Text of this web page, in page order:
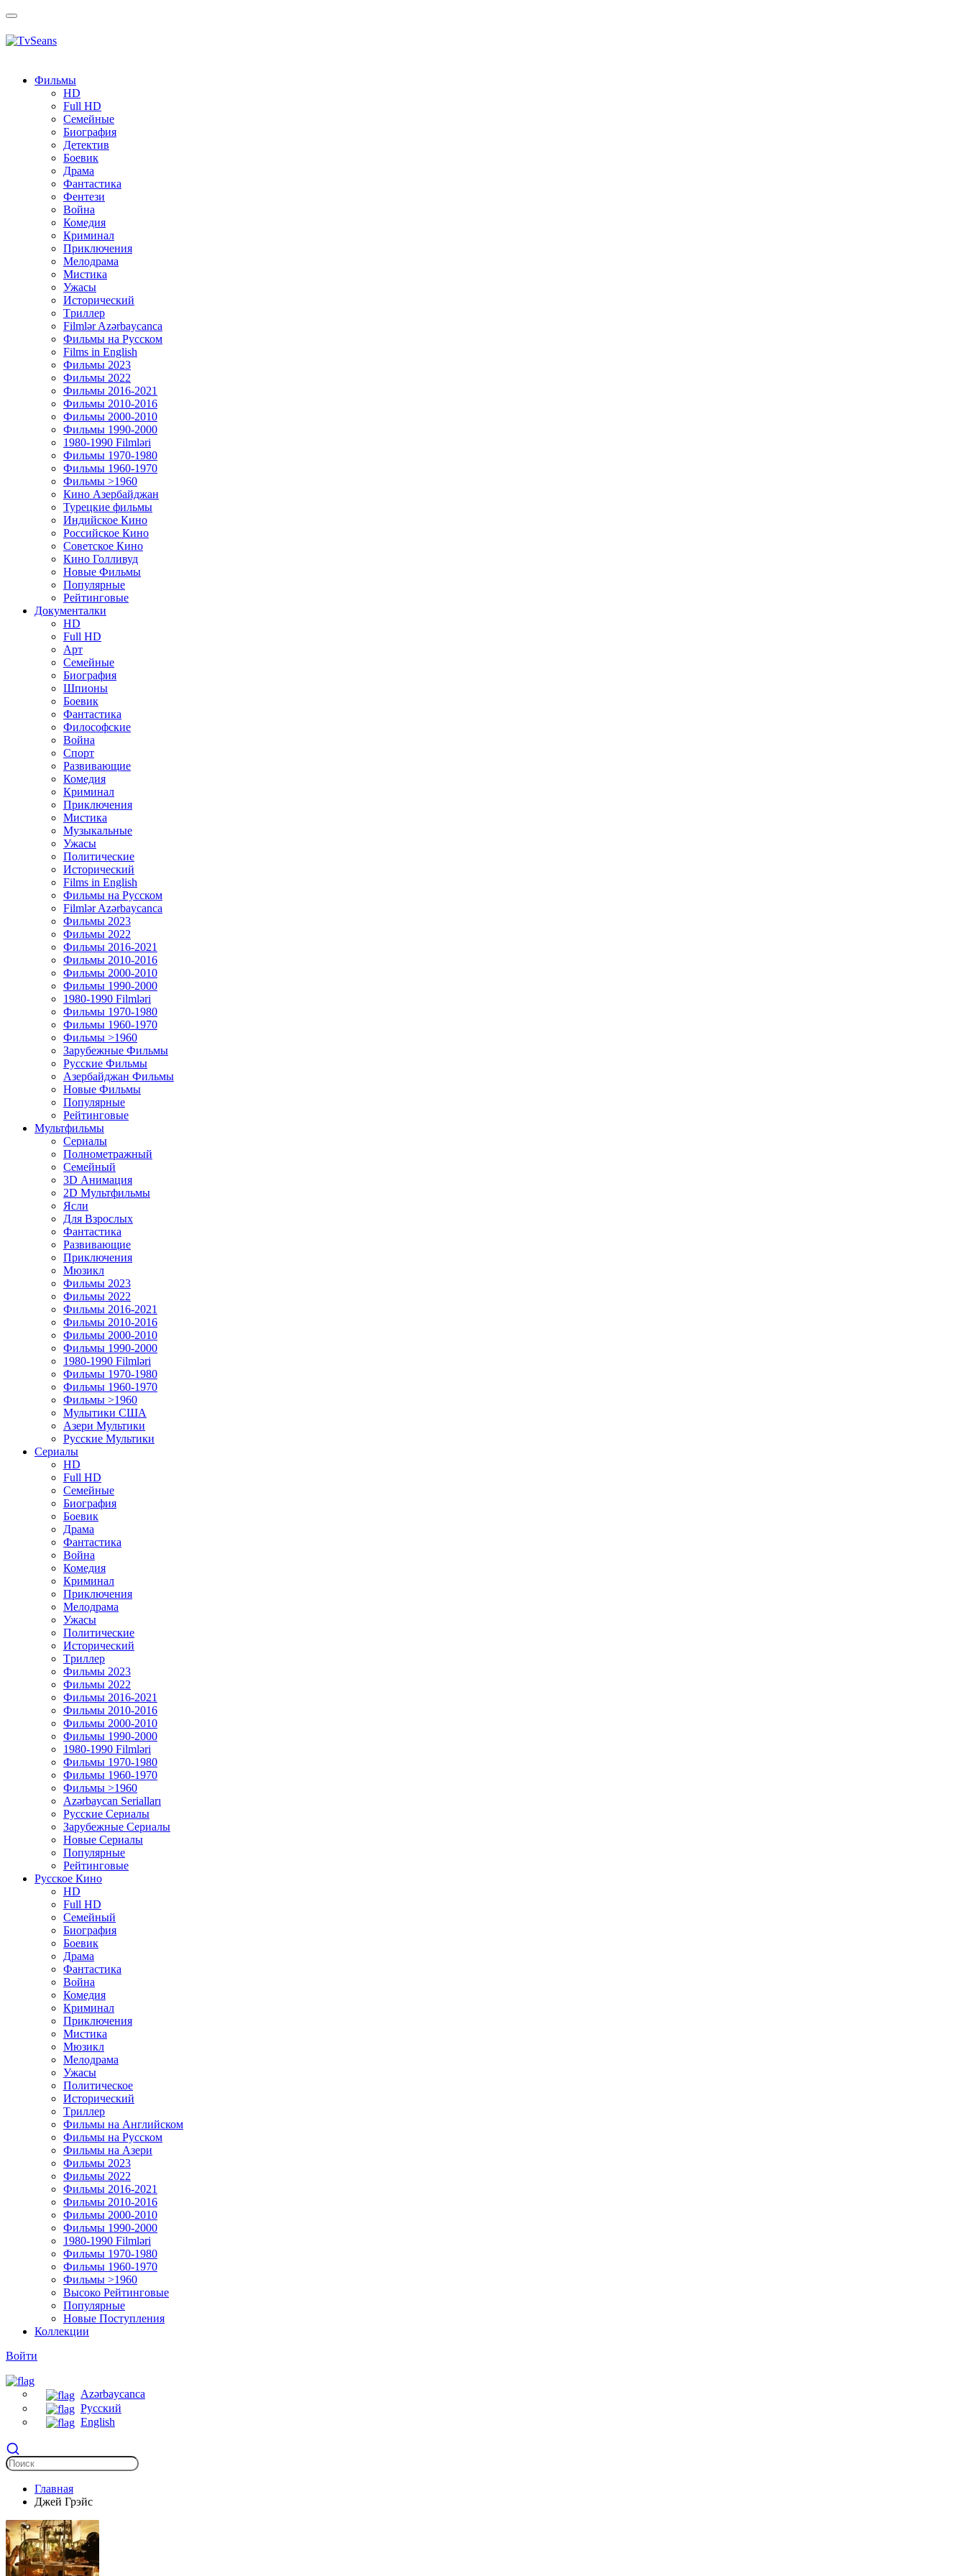
Toggle
Фильмы
HD
Full HD
Семейные
Биография
Детектив
Боевик
Драма
Фантастика
Фентези
Война
Комедия
Криминал
Приключения
Мелодрама
Мистика
Ужасы
Исторический
Tриллер
Filmlər Azərbaycanca
Фильмы на Русском
Films in English
Фильмы 2023
Фильмы 2022
Фильмы 2016-2021
Фильмы 2010-2016
Фильмы 2000-2010
Фильмы 1990-2000
1980-1990 Filmləri
Фильмы 1970-1980
Фильмы 1960-1970
Фильмы >1960
Кино Азербайджан
Турецкие фильмы
Индийское Кино
Российское Кино
Советское Кино
Кино Голливуд
Новые Фильмы
Популярные
Рейтинговые
Документалки
HD
Full HD
Арт
Семейные
Биография
Шпионы
Боевик
Фантастика
Философские
Война
Спорт
Развивающие
Комедия
Криминал
Приключения
Мистика
Музыкальные
Ужасы
Политические
Исторический
Films in English
Фильмы на Русском
Filmlər Azərbaycanca
Фильмы 2023
Фильмы 2022
Фильмы 2016-2021
Фильмы 2010-2016
Фильмы 2000-2010
Фильмы 1990-2000
1980-1990 Filmləri
Фильмы 1970-1980
Фильмы 1960-1970
Фильмы >1960
Зарубежные Фильмы
Русские Фильмы
Азербайджан Фильмы
Новые Фильмы
Популярные
Рейтинговые
Мультфильмы
Сериалы
Полнометражный
Семейный
3D Анимация
2D Мультфильмы
Ясли
Для Взрослых
Фантастика
Развивающие
Приключения
Мюзикл
Фильмы 2023
Фильмы 2022
Фильмы 2016-2021
Фильмы 2010-2016
Фильмы 2000-2010
Фильмы 1990-2000
1980-1990 Filmləri
Фильмы 1970-1980
Фильмы 1960-1970
Фильмы >1960
Мулытики США
Азери Мультики
Русские Мультики
Сериалы
HD
Full HD
Семейные
Биография
Боевик
Драма
Фантастика
Война
Комедия
Криминал
Приключения
Мелодрама
Ужасы
Политические
Исторический
Tриллер
Фильмы 2023
Фильмы 2022
Фильмы 2016-2021
Фильмы 2010-2016
Фильмы 2000-2010
Фильмы 1990-2000
1980-1990 Filmləri
Фильмы 1970-1980
Фильмы 1960-1970
Фильмы >1960
Azərbaycan Serialları
Русские Сериалы
Зарубежные Сериалы
Новые Сериалы
Популярные
Рейтинговые
Русское Кино
HD
Full HD
Семейный
Биография
Боевик
Драма
Фантастика
Война
Комедия
Криминал
Приключения
Мистика
Мюзикл
Мелодрама
Ужасы
Политическое
Исторический
Tриллер
Фильмы на Английском
Фильмы на Русском
Фильмы на Азери
Фильмы 2023
Фильмы 2022
Фильмы 2016-2021
Фильмы 2010-2016
Фильмы 2000-2010
Фильмы 1990-2000
1980-1990 Filmləri
Фильмы 1970-1980
Фильмы 1960-1970
Фильмы >1960
Высоко Рейтинговые
Популярные
Новые Поступления
Коллекции
Войти
Azərbaycanca
Русский
English
Главная
Джей Грэйс